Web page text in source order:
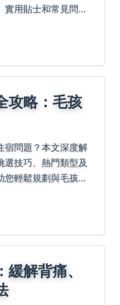
實用貼士和常見問
攻略：毛孩
宿問題？本文深度解
選技巧、熱門類型及
輕鬆規劃與毛孩同
解背痛、